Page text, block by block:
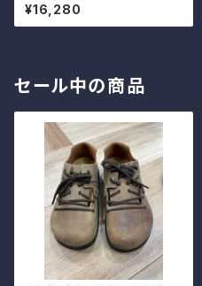
¥16,280
セール中の商品